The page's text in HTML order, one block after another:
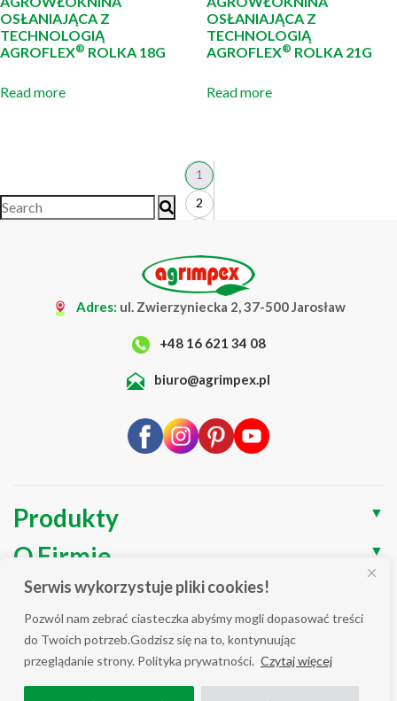
Serwis wykorzystuje pliki cookies!
Pozwól nam zebrać ciasteczka abyśmy mogli dopasować treści
do Twoich potrzeb.Godzisz się na to, kontynuując
przeglądanie strony. Polityka prywatności. Czytaj więcej
OSŁANIAJĄCA Z
TECHNOLOGIĄ
AGROFLEX® ROLKA 18G
Read more
OSŁANIAJĄCA Z
TECHNOLOGIĄ
AGROFLEX® ROLKA 21G
Read more
1
2
4
…
11
12
13
Adres: ul. Zwierzyniecka 2, 37-500 Jarosław
+48 16 621 34 08
biuro@agrimpex.pl
Produkty ▼
O Firmie ▼
Blog
Wsparcie